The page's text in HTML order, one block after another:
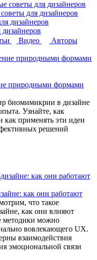
для дизайнеров
Видео
Авторы
природными формами
биомимикрии в дизайне
Узнайте, как
как применять эти идеи
решений
как они работают
что такое
как они влияют
методики можно
вовлекающего UX.
взаимодействия
эмоциональной связи